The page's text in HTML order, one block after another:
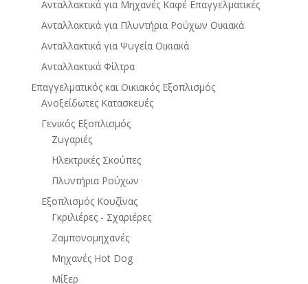
Ανταλλακτικά για Μηχανές Καφέ Επαγγελματικές
Ανταλλακτικά για Πλυντήρια Ρούχων Οικιακά
Ανταλλακτικά για Ψυγεία Οικιακά
Ανταλλακτικά Φίλτρα
Επαγγελματικός και Οικιακός Εξοπλισμός
Ανοξείδωτες Κατασκευές
Γενικός Εξοπλισμός
Ζυγαριές
Ηλεκτρικές Σκούπες
Πλυντήρια Ρούχων
Εξοπλισμός Κουζίνας
Γκριλιέρες - Σχαριέρες
Ζαμπονομηχανές
Μηχανές Hot Dog
Μίξερ